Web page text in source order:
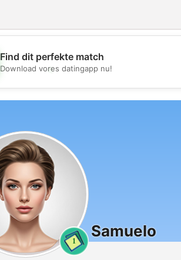
💖
Find dit perfekte match
Download vores datingapp nu!
1
Samuelo